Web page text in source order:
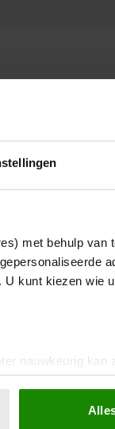
met behulp van
kunt kiezen wie
nauwkeurig kan